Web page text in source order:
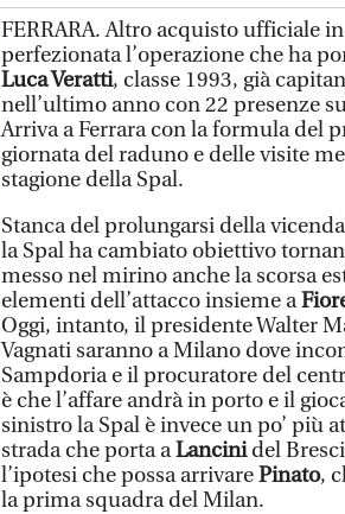
FERRARA. Altro acquisto ufficiale
perfezionata l’operazione che ha
Luca Veratti, classe 1993, già
nell’ultimo anno con 22 presenze
Arriva a Ferrara con la formula del
giornata del raduno e delle visite
stagione della Spal.
Stanca del prolungarsi della
la Spal ha cambiato obiettivo
messo nel mirino anche la scorsa
elementi dell’attacco insieme a
Oggi, intanto, il presidente Walter
Vagnati saranno a Milano dove
Sampdoria e il procuratore del
è che l’affare andrà in porto e il
sinistro la Spal è invece un po’ più
strada che porta aLancinidel
l’ipotesi che possa arrivarePinato,
la prima squadra del Milan.